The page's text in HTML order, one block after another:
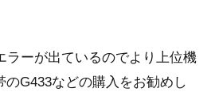
ラーが出ているのでより上位機
G433などの購入をお勧めし